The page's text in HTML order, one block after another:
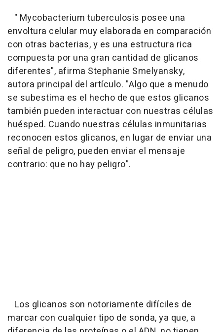
" Mycobacterium tuberculosis posee una
envoltura celular muy elaborada en comparación
con otras bacterias, y es una estructura rica
compuesta por una gran cantidad de glicanos
diferentes", afirma Stephanie Smelyansky,
autora principal del artículo. "Algo que a menudo
se subestima es el hecho de que estos glicanos
también pueden interactuar con nuestras células
huésped. Cuando nuestras células inmunitarias
reconocen estos glicanos, en lugar de enviar una
señal de peligro, pueden enviar el mensaje
contrario: que no hay peligro".
Los glicanos son notoriamente difíciles de
marcar con cualquier tipo de sonda, ya que, a